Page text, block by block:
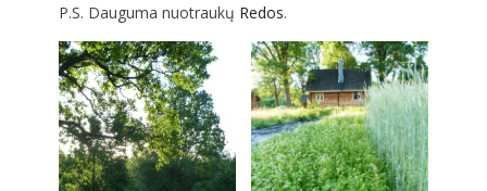
P.S. Dauguma nuotraukų Redos.